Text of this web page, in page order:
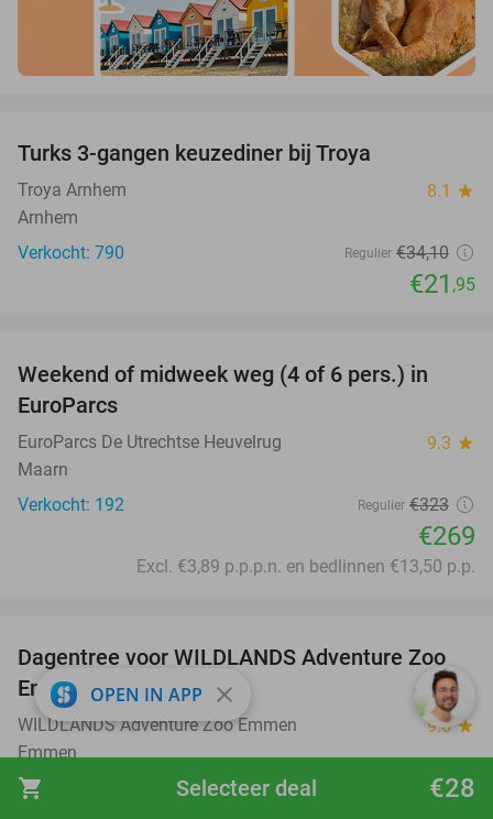
shopping_cart €28
Selecteer deal
Turks 3-gangen keuzediner bij Troya
Troya Arnhem 8.1 star
Arnhem
Verkocht: 790
Regulier €34,10
€21 ,95
17%
Weekend of midweek weg (4 of 6 pers.) in
EuroParcs
EuroParcs De Utrechtse Heuvelrug 9.3 star
Maarn
Verkocht: 192
Regulier €323
€269
Excl. €3,89 p.p.p.n. en bedlinnen €13,50 p.p.
24%
Dagentree voor WILDLANDS Adventure Zoo
Emmen
WILDLANDS Adventure Zoo Emmen 9.6 star
Emmen
Verkocht: 16.980
€33
OPEN IN APP close